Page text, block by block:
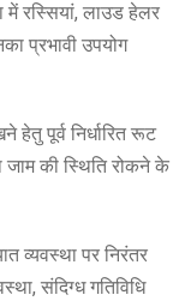
में रस्सियां, लाउड हेलर
प्रभावी उपयोग
हेतु पूर्व निर्धारित रूट
जाम की स्थिति रोकने के
व्यवस्था पर निरंतर
संदिग्ध गतिविधि